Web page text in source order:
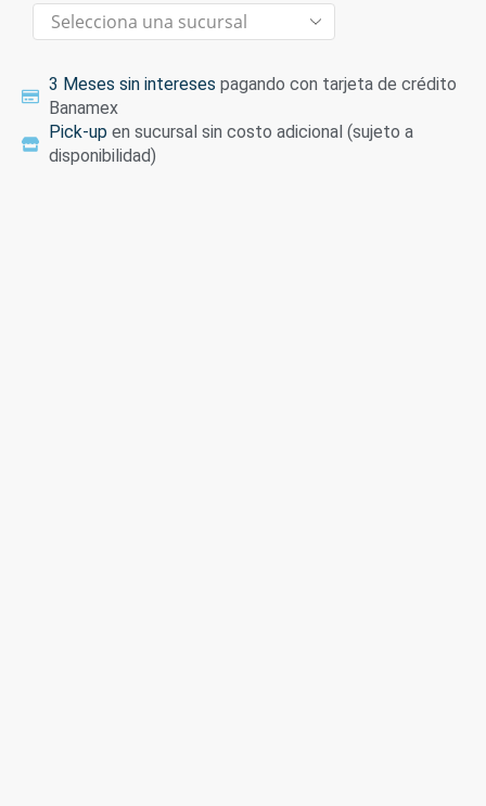
3 Meses sin intereses pagando con tarjeta de crédito
Banamex
Pick-up en sucursal sin costo adicional (sujeto a
disponibilidad)